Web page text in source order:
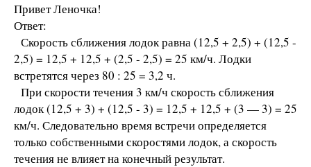
Привет Леночка!
Ответ:
Скорость сближения лодок равна (12,5 + 2,5) + (12,5 -
2,5) = 12,5 + 12,5 + (2,5 - 2,5) = 25 км/ч. Лодки
встретятся через 80 : 25 = 3,2 ч.
При скорости течения 3 км/ч скорость сближения
лодок (12,5 + 3) + (12,5 - 3) = 12,5 + 12,5 + (3 — 3) = 25
км/ч. Следовательно время встречи определяется
только собственными скоростями лодок, а скорость
течения не влияет на конечный результат.